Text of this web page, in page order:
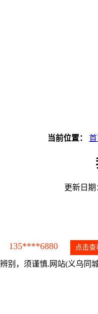
当前位置：
更新日
135****6880 点击查
别，须谨慎.网站(义乌同